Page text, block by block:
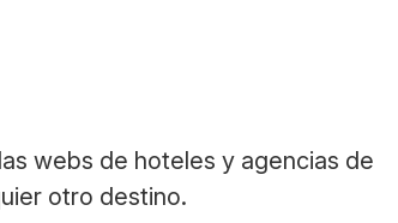
webs de hoteles y agencias de
otro destino.